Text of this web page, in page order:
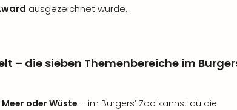
ausgezeichnet wurde.
– die sieben Themenbereiche im
oder Wüste – im Burgers’ Zoo kannst du die